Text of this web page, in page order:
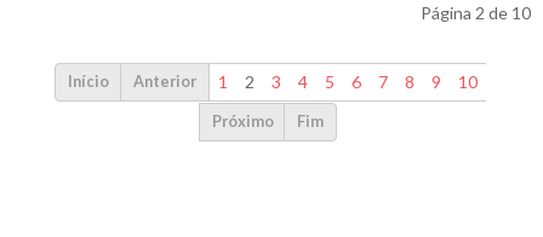
Página 2 de 10
Início Anterior 1 2 3 4 5 6 7 8 9 10
Próximo Fim